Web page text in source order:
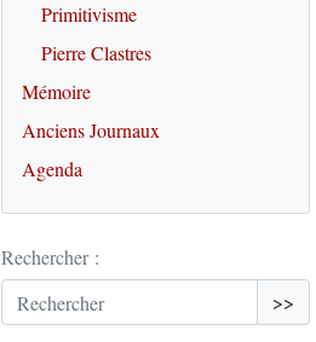
Primitivisme
Pierre Clastres
Mémoire
Anciens Journaux
Agenda
Rechercher :
>>